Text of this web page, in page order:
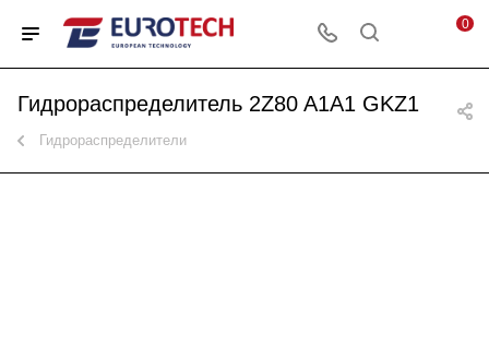
0
Гидрораспределитель 2Z80 A1A1 GKZ1
Гидрораспределители